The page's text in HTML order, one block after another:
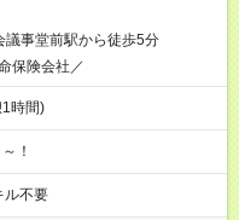
議事堂前駅から徒歩5分
保険会社／
時間)
！
ル不要